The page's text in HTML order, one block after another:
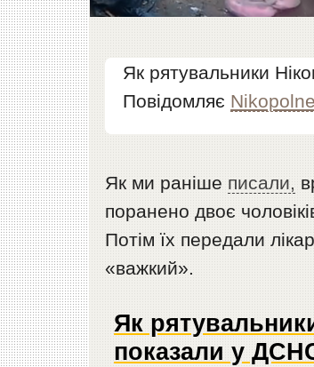
Як рятувальники
Повідомляє
Як ми раніше писали,
поранено двоє
Потім їх передали
«важкий».
Як
показали у